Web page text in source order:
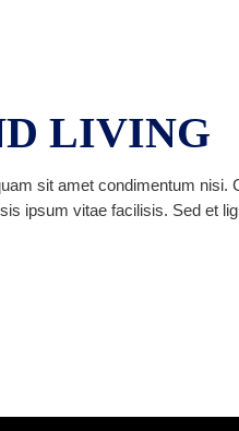
LIVING
sit amet condimentum nisi.
ipsum vitae facilisis. Sed et